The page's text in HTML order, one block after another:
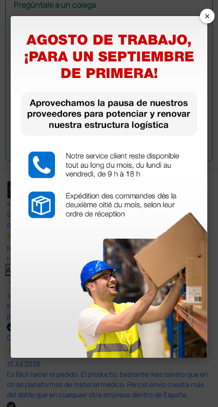
Pregúntale a un colega
información?
Envía ahora mismo tu pregunta a los colegas que ya
han adquirido este producto.
4,4
597
opiniones
Nuestras reseñas de 4 y 5 estrellas.
Haga clic aquí para leerlos todos >
Anterior
14 Jul 2026
todo correcto. podria señalar que un poco caro los portes y el
plazo de entrega se alarga.
Comprador verificado
13 Jul 2026
Es fácil hacer el pedido. El producto, bastante mas barato que en
otras plataformas de material médico. Pero el envío cuesta más
del doble que en cualquier otra empresa dentro de España.
×